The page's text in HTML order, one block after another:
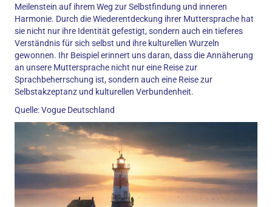
Meilenstein auf ihrem Weg zur Selbstfindung und inneren
Harmonie. Durch die Wiederentdeckung ihrer Muttersprache hat
sie nicht nur ihre Identität gefestigt, sondern auch ein tieferes
Verständnis für sich selbst und ihre kulturellen Wurzeln
gewonnen. Ihr Beispiel erinnert uns daran, dass die Annäherung
an unsere Muttersprache nicht nur eine Reise zur
Sprachbeherrschung ist, sondern auch eine Reise zur
Selbstakzeptanz und kulturellen Verbundenheit.
Quelle: Vogue Deutschland